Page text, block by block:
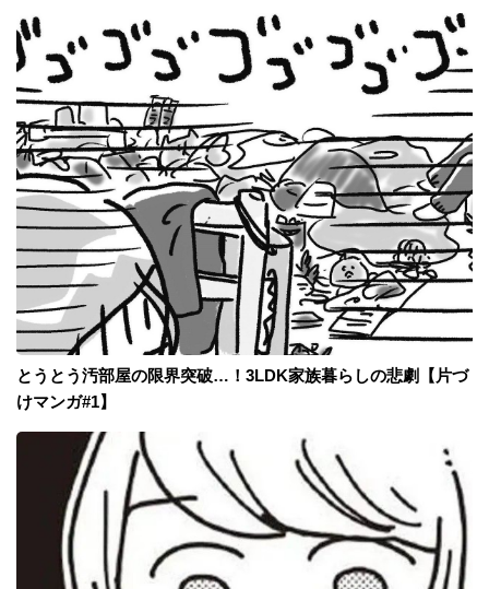
う！） そして、食べくずをゴミ箱に投入したお皿
が最短距離でシンクに置けるから、家事動線も良
くなります。 ゴミ箱を床置きしなくて済むから、
キッチンがスッキリ綺麗に広く使えて、掃除も格
段に楽になりました。 さらに！！！引き出し式の
場合はもう一つ素晴らしい使い道を発揮してくれ
ます。 調理中にシンク台に散らばった細かい野菜
くずとかパン粉も、集めて引き出しを開けたらそ
のままゴミ箱にラクラク落とし込めるのです✨ 食
材ストックみたいに重くならないから、開け閉め
もスイスイ?もう引き出しを酷使しなくて済みま
す? 何で今までこの発想がなかったんだろうって
くらい、もう「シンク下＝ゴミ箱スペース」にし
か見えなくなってしまった自分がいます。
とうとう汚部屋の限界突破…！3LDK家族暮らしの悲劇【片づ
けマンガ#1】